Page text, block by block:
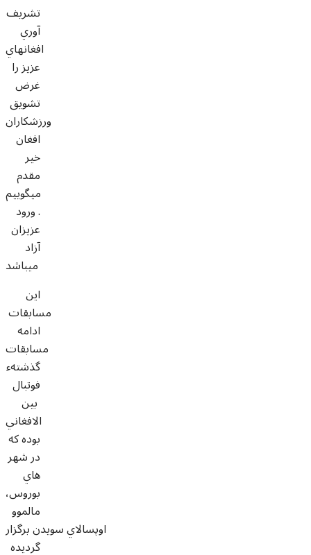
تشريف
آوري
افغانهاي
عزيز را
غرض
تشويق
ورزشکاران
افغان
خير
مقدم
ميگوييم
. ورود
عزيزان
آزاد
اين
مسابقات
ادامه
مسابقات
گذشتهء
فوتبال
بين
الافغاني
بوده که
در شهر
هاي
بوروس،
مالموو
اوپسالاي سويدن برگزار
گرديده